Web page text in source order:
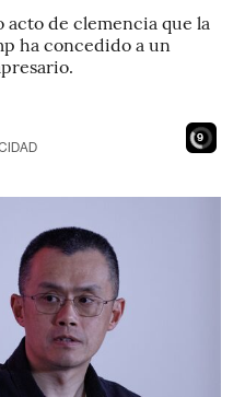
de clemencia que la
ha concedido a un
7